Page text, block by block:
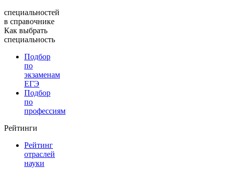
специальностей
в справочнике
Как выбрать
специальность
Подбор
по
экзаменам
ЕГЭ
Подбор
по
профессиям
Рейтинги
Рейтинг
отраслей
науки